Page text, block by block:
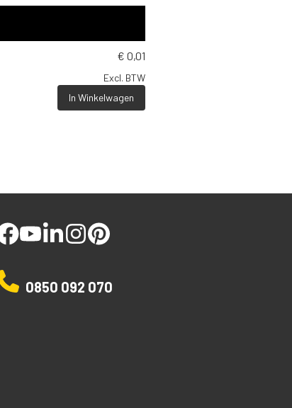
€ 0,01
Excl. BTW
In Winkelwagen
facebookyoutubelinkedinstagrampinterest
0850 092 070